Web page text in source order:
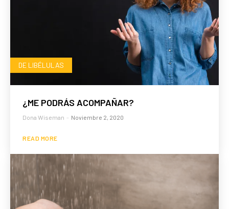
DE LIBÉLULAS
¿ME PODRÁS ACOMPAÑAR?
Dona Wiseman - Noviembre 2, 2020
READ MORE